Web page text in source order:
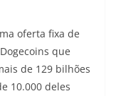
oferta fixa de
que
de 129 bilhões
10.000 deles